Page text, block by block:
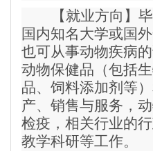
【就业方向】
国内知名大学或国
也可从事动物疾病
动物保健品（包括
品、饲料添加剂等
产、销售与服务，
检疫，相关行业的
教学科研等工作。